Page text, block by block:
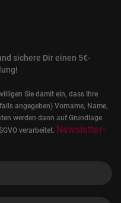
sichere Dir einen 5€-
Sie damit ein, dass Ihre
angegeben) Vorname, Name,
werden dann auf Grundlage
verarbeitet. Newsletter-